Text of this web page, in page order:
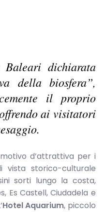
dichiarata
della biosfera”,
il proprio
ai visitatori
d’attrattiva per i
storico-culturale
sorti lungo la costa,
Es Castell, Ciudadela e
Hotel Aquarium, piccolo